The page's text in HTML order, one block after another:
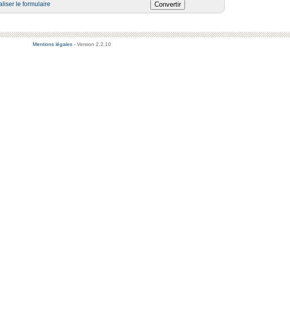
le formulaire
Mentions légales - Version 2.2.10